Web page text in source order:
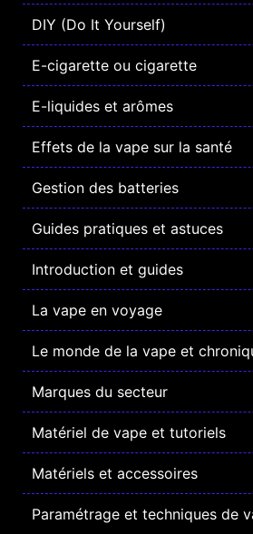
DIY (Do It Yourself)
E-cigarette ou cigarette
E-liquides et arômes
Effets de la vape sur la santé
Gestion des batteries
Guides pratiques et astuces
Introduction et guides
La vape en voyage
Le monde de la vape et
Marques du secteur
Matériel de vape et tutoriels
Matériels et accessoires
Paramétrage et techniques de